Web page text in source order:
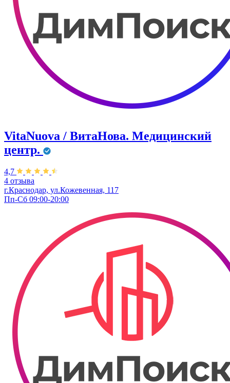
VitaNuova / ВитаНова. Медицинский
центр.
4,7
4 отзыва
г.Краснодар, ул.Кожевенная, 117
Пп-Сб 09:00-20:00